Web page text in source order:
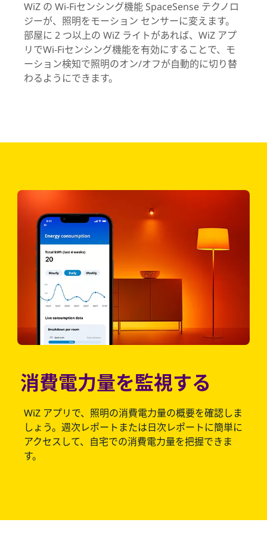
WiZ の Wi-Fiセンシング機能 SpaceSense テクノロ
ジーが、照明をモーション センサーに変えます。
部屋に 2 つ以上の WiZ ライトがあれば、WiZ アプ
リでWi-Fiセンシング機能を有効にすることで、モ
ーション検知で照明のオン/オフが自動的に切り替
わるようにできます。
消費電力量を監視する
WiZ アプリで、照明の消費電力量の概要を確認しま
しょう。週次レポートまたは日次レポートに簡単に
アクセスして、自宅での消費電力量を把握できま
す。